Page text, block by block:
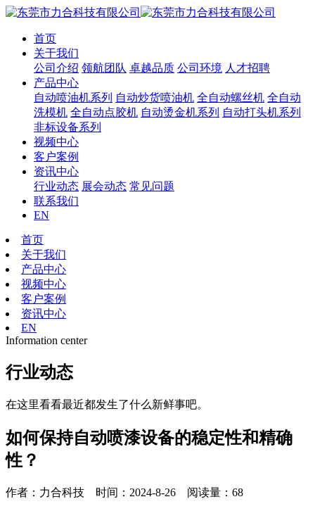
首页
关于我们
公司介绍 领航团队 卓越品质 公司环境 人才招聘
产品中心
自动喷油机系列 自动炒货喷油机 全自动螺丝机 全自动
洗模机 全自动点胶机 自动烫金机系列 自动打头机系列
非标设备系列
视频中心
客户案例
资讯中心
行业动态 展会动态 常见问题
联系我们
EN
首页
关于我们
产品中心
视频中心
客户案例
资讯中心
EN
Information center
行业动态
在这里看看最近都发生了什么新鲜事吧。
如何保持自动喷漆设备的稳定性和精确
性？
作者：力合科技 时间：2024-8-26 阅读量： 68